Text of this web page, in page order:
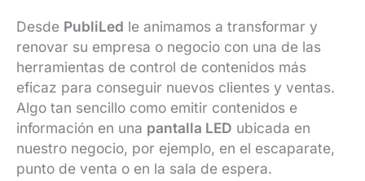
Desde PubliLed le animamos a transformar y
renovar su empresa o negocio con una de las
herramientas de control de contenidos más
eficaz para conseguir nuevos clientes y ventas.
Algo tan sencillo como emitir contenidos e
información en una pantalla LED ubicada en
nuestro negocio, por ejemplo, en el escaparate,
punto de venta o en la sala de espera.